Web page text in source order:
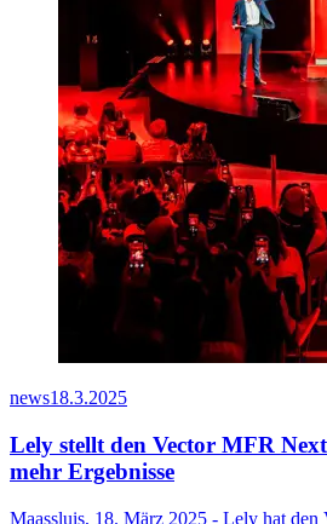
news18.3.2025
Lely stellt den Vector MFR
mehr Ergebnisse
Maassluis, 18. März 2025 - Lely hat